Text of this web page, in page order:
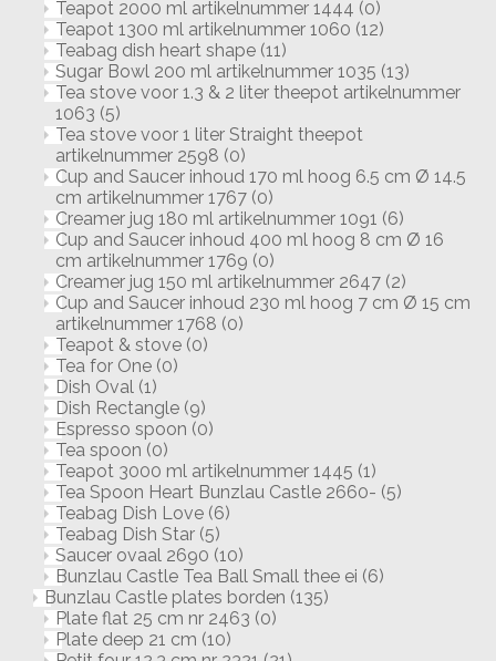
Teapot 2000 ml artikelnummer 1444 (0)
Teapot 1300 ml artikelnummer 1060 (12)
Teabag dish heart shape (11)
Sugar Bowl 200 ml artikelnummer 1035 (13)
Tea stove voor 1.3 & 2 liter theepot artikelnummer
1063 (5)
Tea stove voor 1 liter Straight theepot
artikelnummer 2598 (0)
Cup and Saucer inhoud 170 ml hoog 6.5 cm Ø 14.5
cm artikelnummer 1767 (0)
Creamer jug 180 ml artikelnummer 1091 (6)
Cup and Saucer inhoud 400 ml hoog 8 cm Ø 16
cm artikelnummer 1769 (0)
Creamer jug 150 ml artikelnummer 2647 (2)
Cup and Saucer inhoud 230 ml hoog 7 cm Ø 15 cm
artikelnummer 1768 (0)
Teapot & stove (0)
Tea for One (0)
Dish Oval (1)
Dish Rectangle (9)
Espresso spoon (0)
Tea spoon (0)
Teapot 3000 ml artikelnummer 1445 (1)
Tea Spoon Heart Bunzlau Castle 2660- (5)
Teabag Dish Love (6)
Teabag Dish Star (5)
Saucer ovaal 2690 (10)
Bunzlau Castle Tea Ball Small thee ei (6)
Bunzlau Castle plates borden (135)
Plate flat 25 cm nr 2463 (0)
Plate deep 21 cm (10)